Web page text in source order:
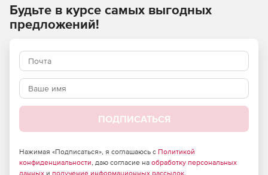
Автоматическое планирование маршрута с учетом
ограничений.
листов.
Автоматическая выгрузка заданий в АРМ экспедитора.
Контроль и корректировка выполнения заданий в
Другие аналитические отчеты.
Будьте в курсе самых выгодных
предложений!
ПОДПИСАТЬСЯ
Нажимая «Подписаться», я соглашаюсь с Политикой
конфиденциальности, даю согласие на обработку персональных
данных и получение информационных рассылок.